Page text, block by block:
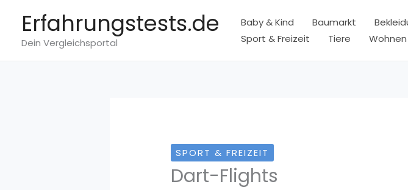
springen
Erfahrungstests.de
Dein Vergleichsportal
Baby & Kind Baumarkt
Sport & Freizeit
Tiere Wohnen
SPORT & FREIZEIT
Dart-Flights